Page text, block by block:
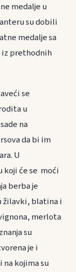
medalje u
su dobili
medalje sa
iz prethodnih
se
u
na
da bi im
U
koji će se moći
berba je
žilavki, blatina i
merlota
su
je i
na kojima su